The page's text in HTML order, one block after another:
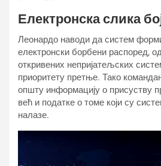
Електронска слика
Леонардо наводи да систем
електронски борбени распоред,
откривених непријатељских
приоритету претње. Тако
општу информацију о присуству
већ и податке о томе који су
налазе.